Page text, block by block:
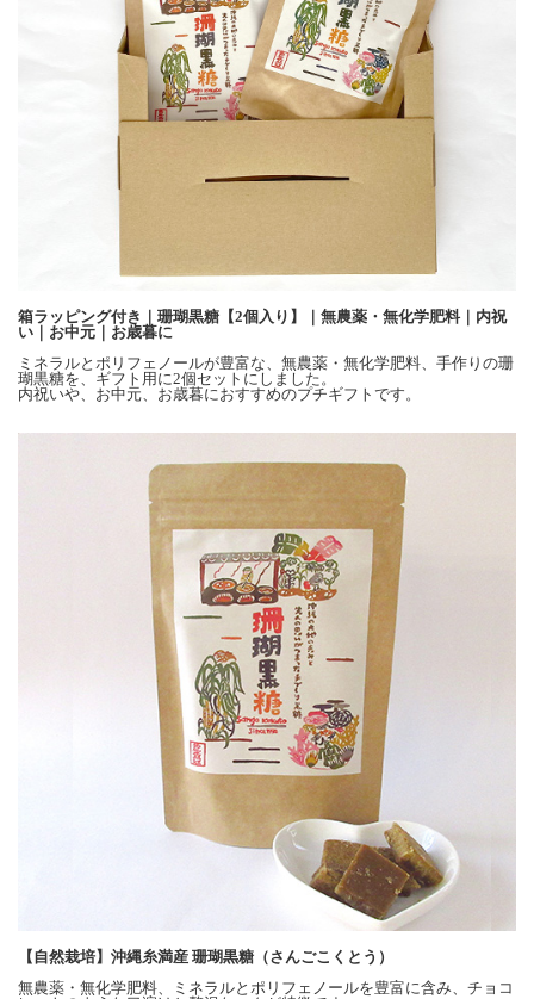
箱ラッピング付き｜珊瑚黒糖【2個入り】｜無農薬・無化学肥料｜内祝
い｜お中元｜お歳暮に
ミネラルとポリフェノールが豊富な、無農薬・無化学肥料、手作りの珊
瑚黒糖を、ギフト用に2個セットにしました。
内祝いや、お中元、お歳暮におすすめのプチギフトです。
【自然栽培】沖縄糸満産 珊瑚黒糖（さんごこくとう）
無農薬・無化学肥料、ミネラルとポリフェノールを豊富に含み、チョコ